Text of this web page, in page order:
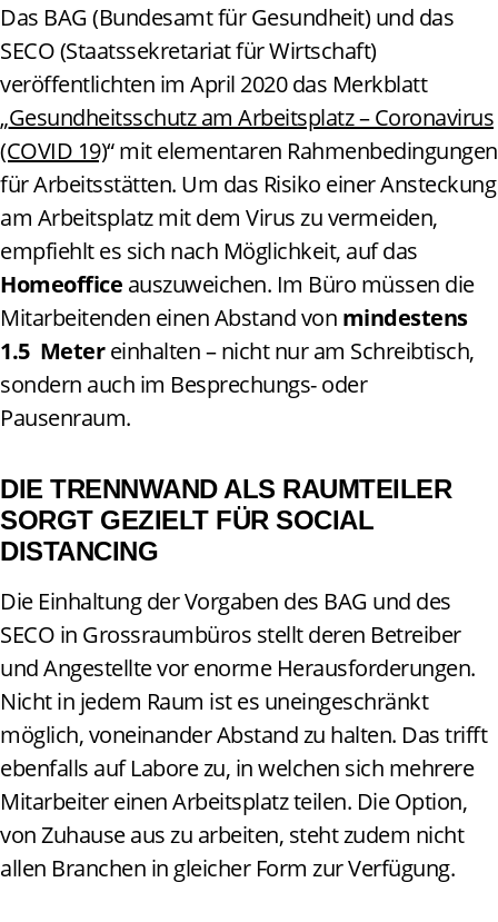
Das BAG (Bundesamt für Gesundheit) und das
SECO (Staatssekretariat für Wirtschaft)
veröffentlichten im April 2020 das Merkblatt
„Gesundheitsschutz am Arbeitsplatz – Coronavirus
(COVID 19)“ mit elementaren Rahmenbedingungen
für Arbeitsstätten. Um das Risiko einer Ansteckung
am Arbeitsplatz mit dem Virus zu vermeiden,
empfiehlt es sich nach Möglichkeit, auf das
Homeoffice auszuweichen. Im Büro müssen die
Mitarbeitenden einen Abstand von mindestens
1.5 Metereinhalten – nicht nur am Schreibtisch,
sondern auch im Besprechungs- oder
Pausenraum.
DIE TRENNWAND ALS RAUMTEILER
SORGT GEZIELT FÜR SOCIAL
DISTANCING
Die Einhaltung der Vorgaben des BAG und des
SECO in Grossraumbüros stellt deren Betreiber
und Angestellte vor enorme Herausforderungen.
Nicht in jedem Raum ist es uneingeschränkt
möglich, voneinander Abstand zu halten. Das trifft
ebenfalls auf Labore zu, in welchen sich mehrere
Mitarbeiter einen Arbeitsplatz teilen. Die Option,
von Zuhause aus zu arbeiten, steht zudem nicht
allen Branchen in gleicher Form zur Verfügung.